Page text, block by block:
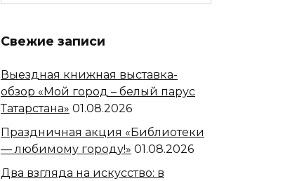
Свежие записи
Выездная книжная выставка-
обзор «Мой город – белый парус
Татарстана» 01.08.2026
Праздничная акция «Библиотеки
— любимому городу!» 01.08.2026
Два взгляда на искусство: в